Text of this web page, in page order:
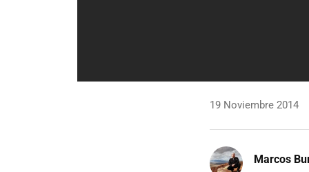
19 Noviembre 2014
Marcos